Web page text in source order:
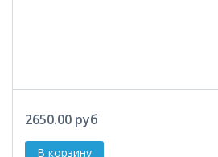
2650.00 руб